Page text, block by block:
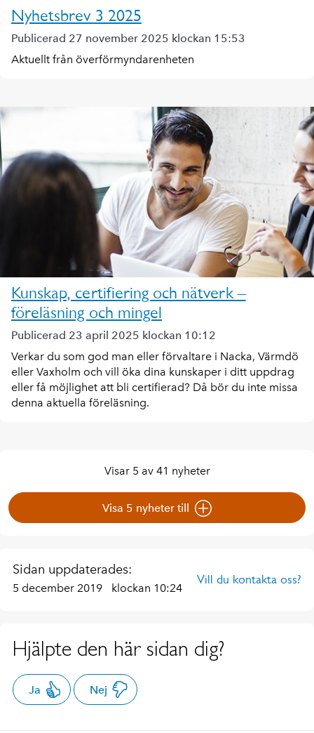
Nyhetsbrev 3 2025
Publicerad 27 november 2025 klockan 15:53
Aktuellt från överförmyndarenheten
Kunskap, certifiering och nätverk –
föreläsning och mingel
Publicerad 23 april 2025 klockan 10:12
Verkar du som god man eller förvaltare i Nacka, Värmdö
eller Vaxholm och vill öka dina kunskaper i ditt uppdrag
eller få möjlighet att bli certifierad? Då bör du inte missa
denna aktuella föreläsning.
Visar 5 av 41 nyheter
Visa 5 nyheter till
Sidan uppdaterades:
5 december 2019 klockan 10:24
Vill du kontakta oss?
Hjälpte den här sidan dig?
Ja Nej